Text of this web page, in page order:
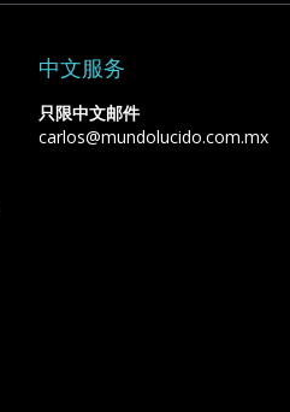
中文服务
只限中文邮件
carlos@mundolucido.com.mx